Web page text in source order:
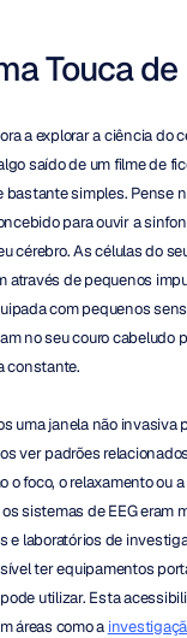
Touca de
a explorar a ciência do
saído de um filme de
bastante simples. Pense
para ouvir a
cérebro. As células do
através de pequenos
com pequenos
no seu couro cabeludo
constante.
uma janela não invasiva
ver padrões
o foco, o relaxamento ou
sistemas de EEG eram
e laboratórios de
ter equipamentos
utilizar. Esta
áreas como a